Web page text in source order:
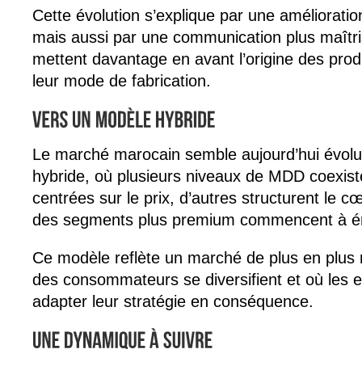
Cette évolution s’explique par une
mais aussi par une communication plus
mettent davantage en avant l’origine des
leur mode de fabrication.
Le marché marocain semble aujourd’hui
hybride, où plusieurs niveaux de MDD
centrées sur le prix, d’autres structurent le
des segments plus premium commencent à
Ce modèle reflète un marché de plus en
des consommateurs se diversifient et où les
adapter leur stratégie en conséquence.